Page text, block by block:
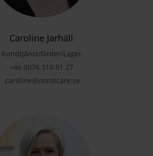
Caroline Jarhäll
Kundtjänst/Order/Lager
+46 (0)76 310 51 27
caroline@nordicare.se